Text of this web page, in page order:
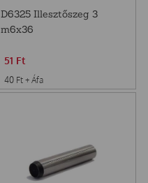
D6325 Illesztőszeg 3
m6x36
51 Ft
40 Ft + Áfa